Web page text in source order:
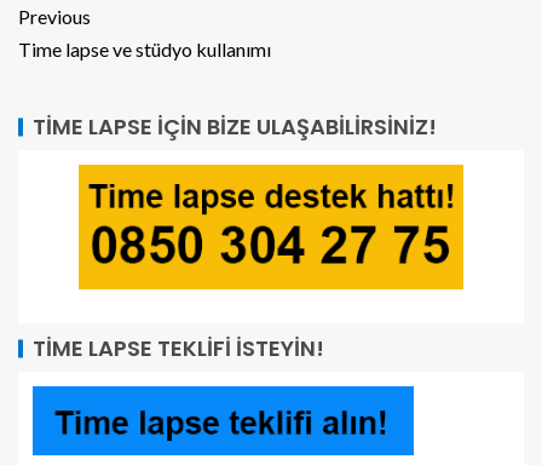
Previous
Time lapse ve stüdyo kullanımı
TIME LAPSE İÇIN BIZE ULAŞABILIRSINIZ!
TIME LAPSE TEKLIFI İSTEYIN!